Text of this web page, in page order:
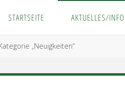
STARTSEITE AKTUELLES/
„Neuigkeiten“